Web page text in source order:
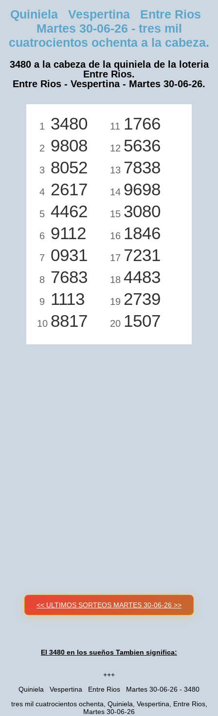
Quiniela Vespertina Entre Rios
Martes 30-06-26 - tres mil
cuatrocientos ochenta a la cabeza.
3480 a la cabeza de la quiniela de la loteria
Entre Rios.
Entre Rios - Vespertina - Martes 30-06-26.
1 3480
2 9808
3 8052
4 2617
5 4462
6 9112
7 0931
8 7683
9 1113
10 8817
11 1766
12 5636
13 7838
14 9698
15 3080
16 1846
17 7231
18 4483
19 2739
20 1507
<< ULTIMOS SORTEOS MARTES 30-06-26 >>
El 3480 en los sueños Tambien significa:
+++
Quiniela Vespertina Entre Rios Martes 30-06-26 - 3480
tres mil cuatrocientos ochenta, Quiniela, Vespertina, Entre Rios,
Martes 30-06-26